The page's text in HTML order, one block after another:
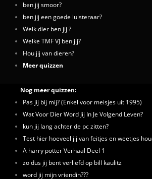
ben jij smoor?
ben jij een goede luisteraar?
Welk dier ben jij ?
Welke TMF VJ ben jij?
Hou jij van dieren?
Meer quizzen
Nog meer quizzen:
Pas jij bij mij? (Enkel voor meisjes uit 1995)
Wat Voor Dier Word Jij In Je Volgend Leven?
kun jij lang achter de pc zitten?
Test hier hoeveel jij van feitjes en weetjes
A harry potter Verhaal Deel 1
zo dus jij bent verliefd op bill kaulitz
word jij mijn vriendin???